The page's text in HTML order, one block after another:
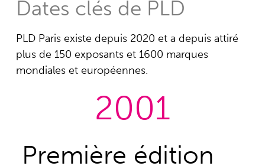
Dates clés de PLD
PLD Paris existe depuis 2020 et a depuis attiré
plus de 150 exposants et 1600 marques
mondiales et européennes.
Première édition
2001